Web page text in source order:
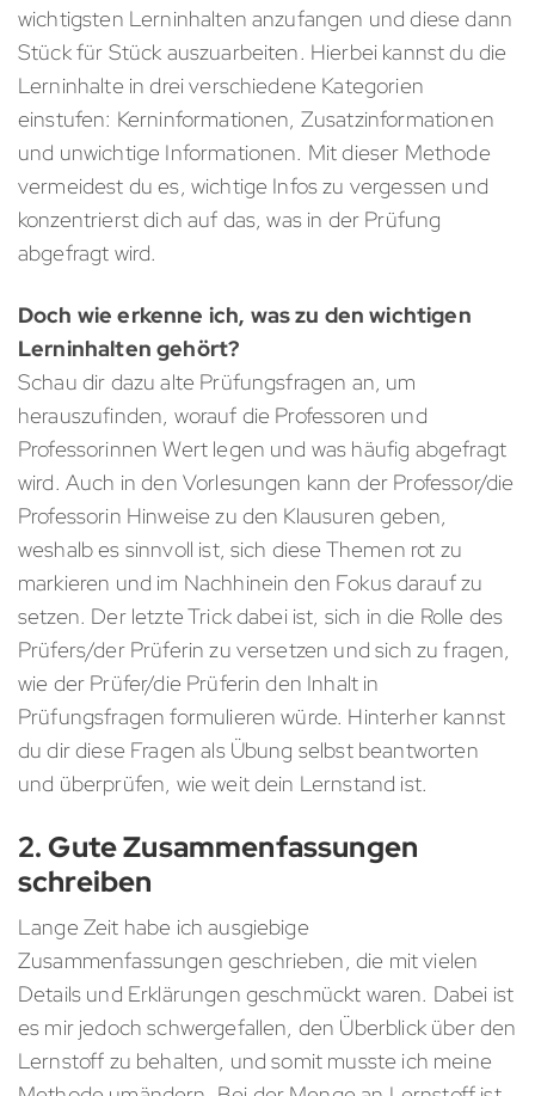
wichtigsten Lerninhalten anzufangen und diese dann
Stück für Stück auszuarbeiten. Hierbei kannst du die
Lerninhalte in drei verschiedene Kategorien
einstufen: Kerninformationen, Zusatzinformationen
und unwichtige Informationen. Mit dieser Methode
vermeidest du es, wichtige Infos zu vergessen und
konzentrierst dich auf das, was in der Prüfung
abgefragt wird.
Doch wie erkenne ich, was zu den wichtigen
Lerninhalten gehört?
Schau dir dazu alte Prüfungsfragen an, um
herauszufinden, worauf die Professoren und
Professorinnen Wert legen und was häufig abgefragt
wird. Auch in den Vorlesungen kann der Professor/die
Professorin Hinweise zu den Klausuren geben,
weshalb es sinnvoll ist, sich diese Themen rot zu
markieren und im Nachhinein den Fokus darauf zu
setzen. Der letzte Trick dabei ist, sich in die Rolle des
Prüfers/der Prüferin zu versetzen und sich zu fragen,
wie der Prüfer/die Prüferin den Inhalt in
Prüfungsfragen formulieren würde. Hinterher kannst
du dir diese Fragen als Übung selbst beantworten
und überprüfen, wie weit dein Lernstand ist.
2. Gute Zusammenfassungen
schreiben
Lange Zeit habe ich ausgiebige
Zusammenfassungen geschrieben, die mit vielen
Details und Erklärungen geschmückt waren. Dabei ist
es mir jedoch schwergefallen, den Überblick über den
Lernstoff zu behalten, und somit musste ich meine